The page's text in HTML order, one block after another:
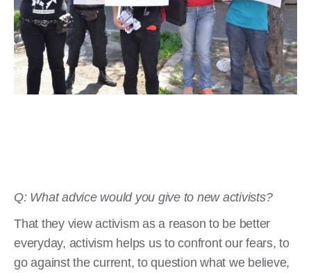
Q: What advice would you give to new activists?
That they view activism as a reason to be better
everyday, activism helps us to confront our fears, to
go against the current, to question what we believe,